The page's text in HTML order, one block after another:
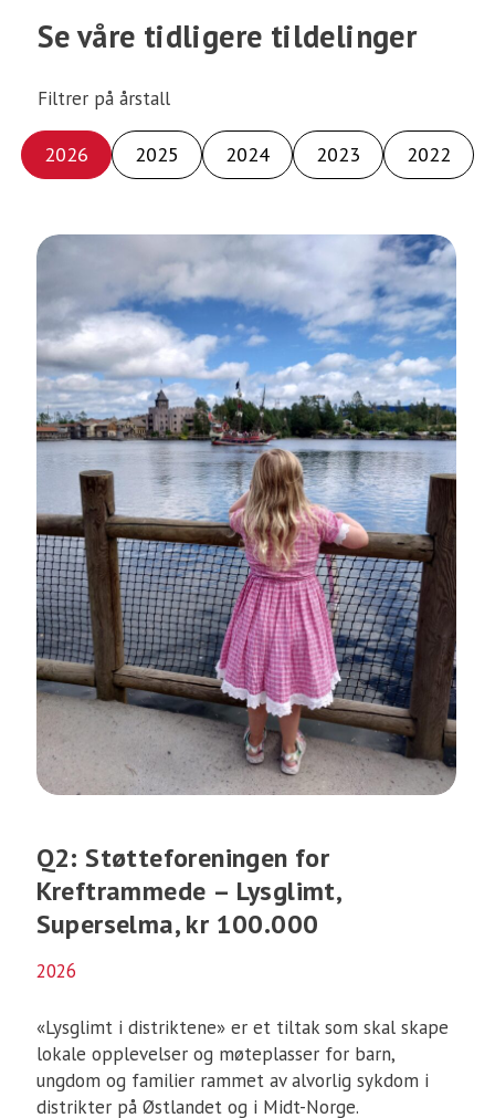
Se våre tidligere tildelinger
Filtrer på årstall
2026 2025 2024 2023 2022
Q2: Støtteforeningen for
Kreftrammede – Lysglimt,
Superselma, kr 100.000
2026
«Lysglimt i distriktene» er et tiltak som skal skape
lokale opplevelser og møteplasser for barn,
ungdom og familier rammet av alvorlig sykdom i
distrikter på Østlandet og i Midt-Norge.